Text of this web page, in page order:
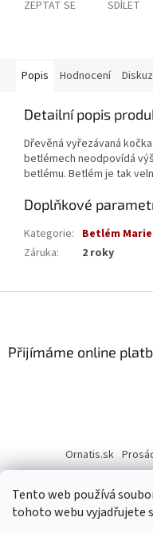
Tento web používá
tohoto webu vyjadřujete
ZEPTAT SE SDÍLET
Popis Hodnocení
Detailní popis
Dřevěná vyřezávaná
betlémech neodpovídá
betlému. Betlém je tak
Doplňkové
Kategorie: Betlém
Záruka: 2 roky
Přijímáme online
Ornatis.sk